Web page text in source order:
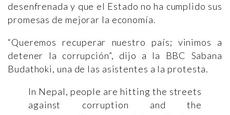
desenfrenada y que el Estado no ha cumplido sus
promesas de mejorar la economía.
“Queremos recuperar nuestro país; vinimos a
detener la corrupción”, dijo a la BBC Sabana
Budathoki, una de las asistentes a la protesta.
In Nepal, people are hitting the streets
against corruption and the